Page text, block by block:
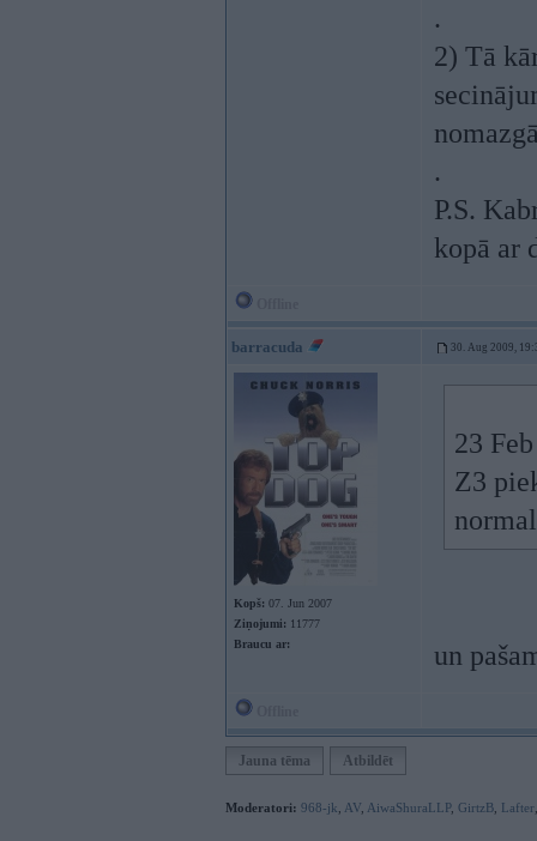
.
2) Tā
.
P.S.
kopā ar
barracuda 30. Aug 2009,
Kopš: 07. Jun 2007
Ziņojumi: 11777
Braucu ar:
23
Z3
un
Jauna tēma Atbildēt
Moderatori: 968-jk AV AiwaShuraLLP, GirtzB Lafter